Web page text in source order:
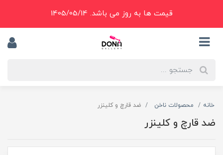
قیمت ها به روز می باشد. 1405/05/14
خانه محصولات ناخن ضد قارچ و کلینزر
ضد قارچ و کلینزر